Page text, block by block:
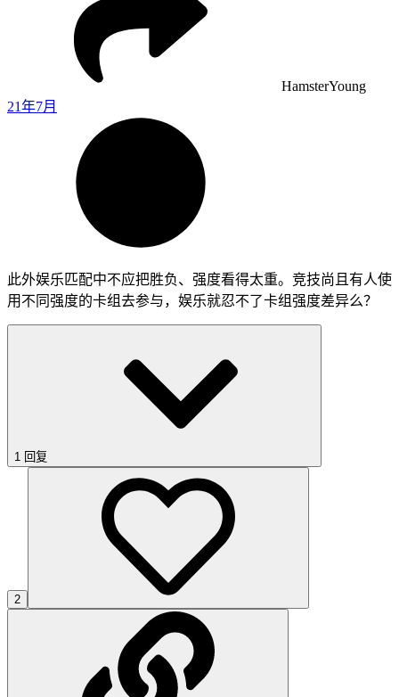
HamsterYoung
21年7月
此外娱乐匹配中不应把胜负、强度看得太重。竞技尚且有人使
用不同强度的卡组去参与，娱乐就忍不了卡组强度差异么？
1 回复
2